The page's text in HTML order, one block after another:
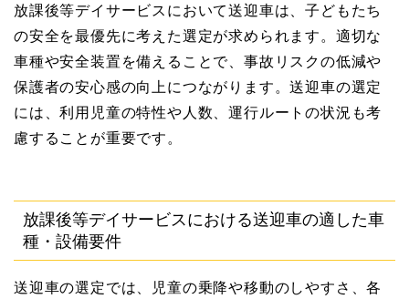
放課後等デイサービスにおいて送迎車は、子どもたち
の安全を最優先に考えた選定が求められます。適切な
車種や安全装置を備えることで、事故リスクの低減や
保護者の安心感の向上につながります。送迎車の選定
には、利用児童の特性や人数、運行ルートの状況も考
慮することが重要です。
放課後等デイサービスにおける送迎車の適した車
種・設備要件
送迎車の選定では、児童の乗降や移動のしやすさ、各